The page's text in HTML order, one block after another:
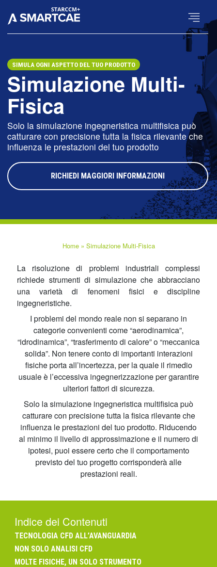
×
SIMULA OGNI ASPETTO DEL TUO PRODOTTO
Simulazione Multi-
Fisica
Solo la simulazione ingegneristica multifisica può
catturare con precisione tutta la fisica rilevante che
influenza le prestazioni del tuo prodotto
RICHIEDI MAGGIORI INFORMAZIONI
Home» Simulazione Multi-Fisica
La risoluzione di problemi industriali complessi
richiede strumenti di simulazione che abbracciano
una varietà di fenomeni fisici e discipline
ingegneristiche.
I problemi del mondo reale non si separano in
categorie convenienti come “aerodinamica”,
“idrodinamica”, “trasferimento di calore” o “meccanica
solida”. Non tenere conto di importanti interazioni
fisiche porta all’incertezza, per la quale il rimedio
usuale è l’eccessiva ingegnerizzazione per garantire
ulteriori fattori di sicurezza.
Solo la simulazione ingegneristica multifisica può
catturare con precisione tutta la fisica rilevante che
influenza le prestazioni del tuo prodotto. Riducendo
al minimo il livello di approssimazione e il numero di
ipotesi, puoi essere certo che il comportamento
previsto del tuo progetto corrisponderà alle
prestazioni reali.
Indice dei Contenuti
TECNOLOGIA CFD ALL’AVANGUARDIA
NON SOLO ANALISI CFD
MOLTE FISICHE, UN SOLO STRUMENTO